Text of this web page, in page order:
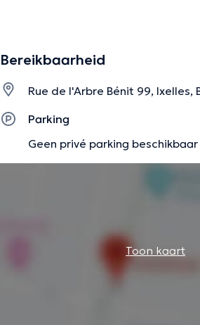
Spécialisations :
Changements de carrière /
Dysphorie de genre /
Bereikbaarheid
Rue de l'Arbre Bénit 99, Ixelles,
Parking
Geen privé parking beschikbaar
Toon kaart